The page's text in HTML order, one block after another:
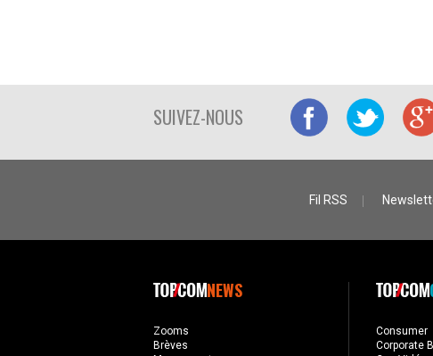
SUIVEZ-NOUS
Fil RSS
NEWS
Zooms
Brèves
Consumer
Corporate